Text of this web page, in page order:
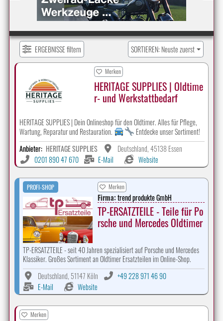
ERGEBNISSE filtern SORTIEREN: Neuste zuerst
Merken
HERITAGE SUPPLIES | Oldtime
r- und Werkstattbedarf
HERITAGE SUPPLIES | Dein Onlineshop für den Oldtimer. Alles für Pflege,
Wartung, Reparatur und Restauration.
Entdecke unser Sortiment!
Anbieter: HERITAGE SUPPLIES
Deutschland, 45138 Essen
0201 890 47 670
E-Mail Website
PROFI-SHOP Merken
Firma:trend produkte GmbH
TP-ERSATZTEILE - Teile für Po
rsche und Mercedes Oldtimer
TP-ERSATZTEILE - seit 40 Jahren spezialisiert auf Porsche und Mercedes
Klassiker. Großes Sortiment an Oldtimer Ersatzteilen im Online-Shop.
Deutschland, 51147 Köln
+49 228 971 46 90
E-Mail
Website
Merken